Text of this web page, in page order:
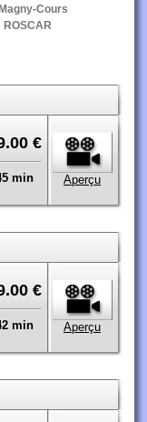
Magny-Cours
ROSCAR
€
min Aperçu
€
min Aperçu